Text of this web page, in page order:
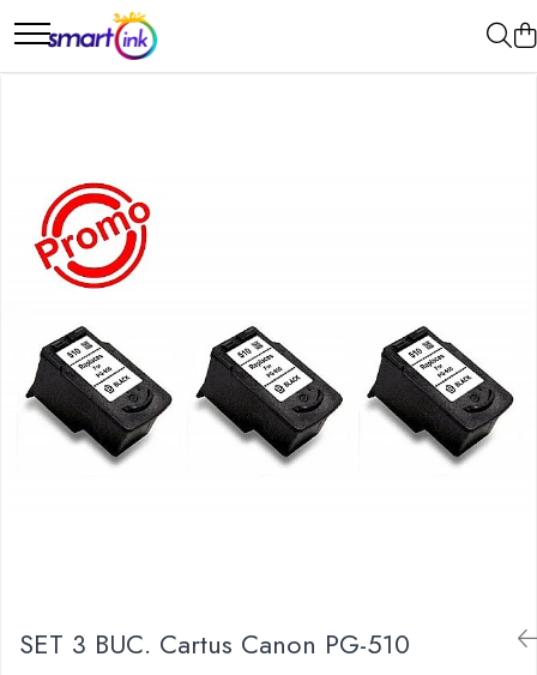
SET 3 BUC. Cartus Canon PG-510